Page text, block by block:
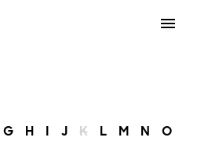
G H I J K L M N O